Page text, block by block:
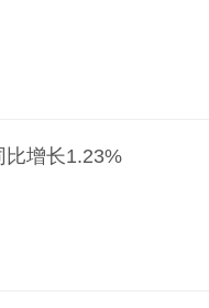
比增长1.23%